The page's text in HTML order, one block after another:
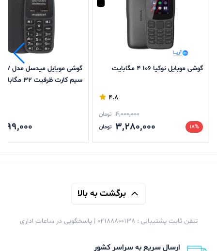
گوشی موبایل نوکیا 106 4 مگابایت
4.8
4,000,000 تومان
18%
3,280,000 تومان
سیم کارت ظرفیت
برگشت به بالا
تلفن ثابت پشتیبانی : 02188800138 | پاسخگویی در ساعات اداری
ارسال سریع به سراسر کشور